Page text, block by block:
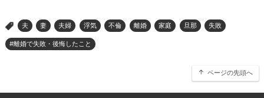
> 夫 妻 夫婦 浮気 不倫 離婚 家庭 旦那 失敗
#離婚で失敗・後悔したこと
ページの先頭へ